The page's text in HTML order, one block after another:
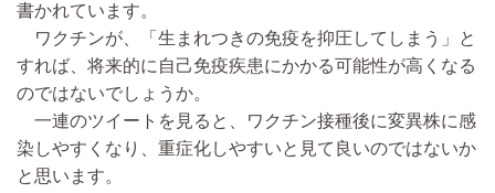
書かれています。
ワクチンが、「生まれつきの免疫を抑圧してしまう」と
すれば、将来的に自己免疫疾患にかかる可能性が高くなる
のではないでしょうか。
一連のツイートを見ると、ワクチン接種後に変異株に感
染しやすくなり、重症化しやすいと見て良いのではないか
と思います。